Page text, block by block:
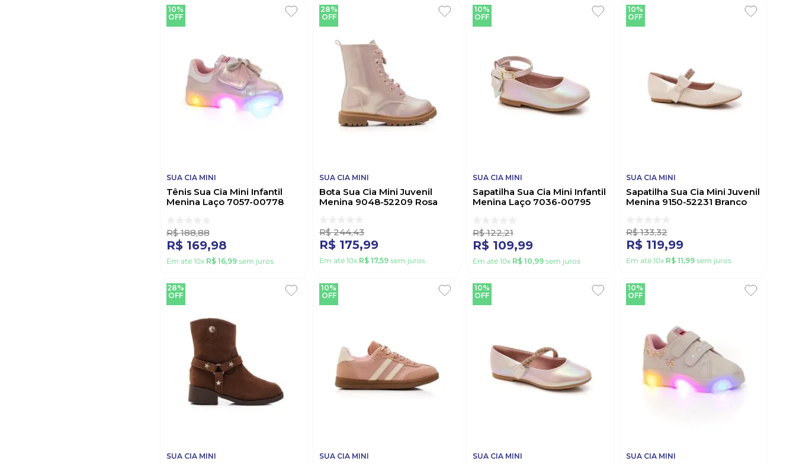
10%
OFF
SUA CIA MINI
Tênis Sua Cia Mini Infantil
Menina Laço 7057-00778
R$ 188,88
R$ 169,98
Em até 10x R$ 16,99sem juros
28%
OFF
SUA CIA MINI
Bota Sua Cia Mini Juvenil
Menina 9048-52209 Rosa
R$ 244,43
R$ 175,99
Em até10x R$ 17,59 sem juros
10%
OFF
SUA CIA MINI
Sapatilha Sua Cia Mini Infantil
Menina Laço 7036-00795
R$ 122,21
R$ 109,99
Em até 10x R$ 10,99sem juros
10%
OFF
SUA CIA MINI
Sapatilha Sua Cia Mini Juvenil
Menina 9150-52231 Branco
R$ 133,32
R$ 119,99
Em até 10x R$ 11,99sem juros
28%
OFF
SUA CIA MINI
10%
OFF
SUA CIA MINI
10%
OFF
SUA CIA MINI
10%
OFF
SUA CIA MINI